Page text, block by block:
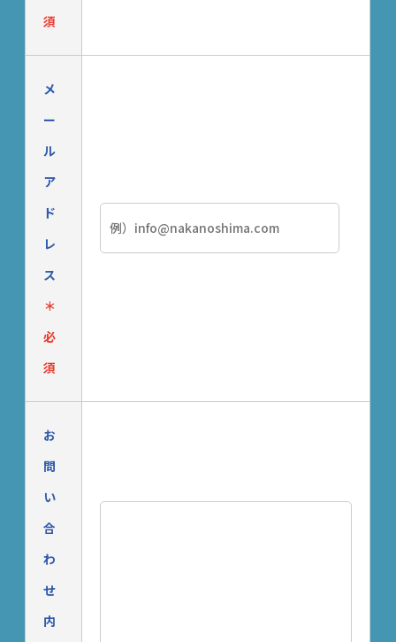
須
メ
ー
ル
ア
ド
レ
ス
＊
必
須
お
問
い
合
わ
せ
内